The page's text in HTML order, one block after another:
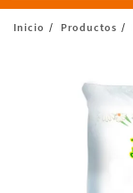
Inicio Productos